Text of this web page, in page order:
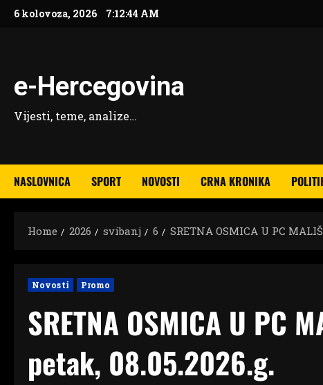
Skip6 kolovoza, 2026 7:12:45 AM
e-Hercegovina
Vijesti, teme, analize…
NASLOVNICA SPORT NOVOSTI CRNA KRONIKA
Home 2026 svibanj 6 SRETNA OSMICA U PC
Novosti Promo
SRETNA OSMICA U PC
petak, 08.05.2026.g.